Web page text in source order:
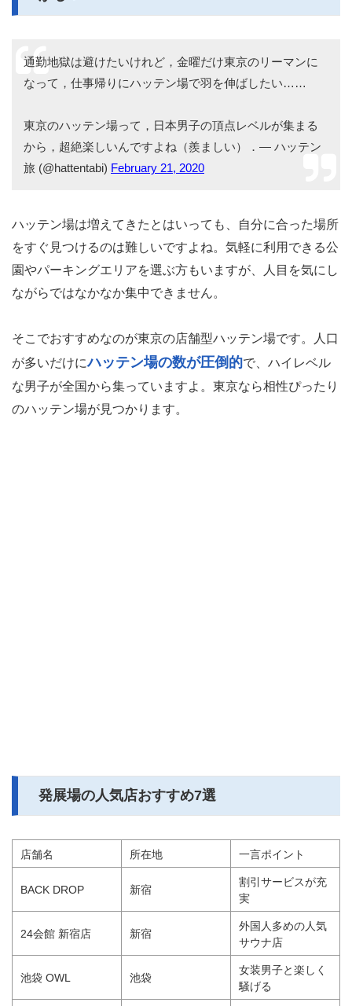
通勤地獄は避けたいけれど，金曜だけ東京のリーマンに
なって，仕事帰りにハッテン場で羽を伸ばしたい……
東京のハッテン場って，日本男子の頂点レベルが集まる
から，超絶楽しいんですよね（羨ましい）．— ハッテン
旅 (@hattentabi) February 21, 2020
ハッテン場は増えてきたとはいっても、自分に合った場所
をすぐ見つけるのは難しいですよね。気軽に利用できる公
園やパーキングエリアを選ぶ方もいますが、人目を気にし
ながらではなかなか集中できません。
そこでおすすめなのが東京の店舗型ハッテン場です。人口
が多いだけにハッテン場の数が圧倒的で、ハイレベル
な男子が全国から集っていますよ。東京なら相性ぴったり
のハッテン場が見つかります。
発展場の人気店おすすめ7選
店舗名 所在地 一言ポイント
BACK DROP 新宿
割引サービスが充
実
24会館 新宿店 新宿
外国人多めの人気
サウナ店
池袋 OWL 池袋
女装男子と楽しく
騒げる